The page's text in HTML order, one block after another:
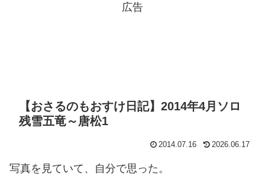
広告
【おさるのもおすけ日記】2014年4月ソロ
残雪五竜～唐松1
2014.07.16 2026.06.17
写真を見ていて、自分で思った。